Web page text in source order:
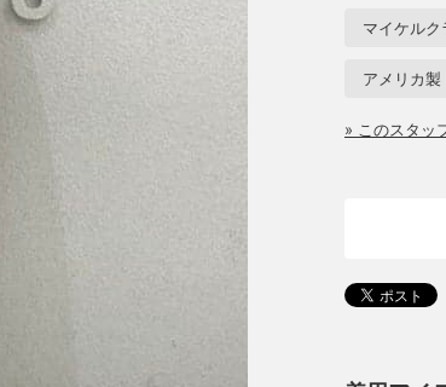
マイケル
アメリカ製
» このスタッ